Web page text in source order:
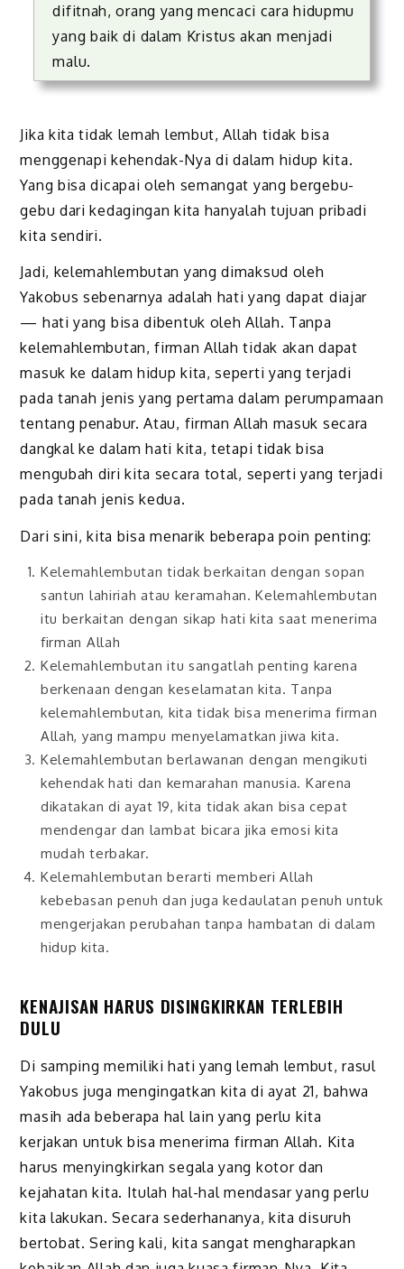
difitnah, orang yang mencaci cara hidupmu
yang baik di dalam Kristus akan menjadi
malu.
Jika kita tidak lemah lembut, Allah tidak bisa
menggenapi kehendak-Nya di dalam hidup kita.
Yang bisa dicapai oleh semangat yang bergebu-
gebu dari kedagingan kita hanyalah tujuan pribadi
kita sendiri.
Jadi, kelemahlembutan yang dimaksud oleh
Yakobus sebenarnya adalah hati yang dapat diajar
— hati yang bisa dibentuk oleh Allah. Tanpa
kelemahlembutan, firman Allah tidak akan dapat
masuk ke dalam hidup kita, seperti yang terjadi
pada tanah jenis yang pertama dalam perumpamaan
tentang penabur. Atau, firman Allah masuk secara
dangkal ke dalam hati kita, tetapi tidak bisa
mengubah diri kita secara total, seperti yang terjadi
pada tanah jenis kedua.
Dari sini, kita bisa menarik beberapa poin penting:
Kelemahlembutan tidak berkaitan dengan sopan
santun lahiriah atau keramahan. Kelemahlembutan
itu berkaitan dengan sikap hati kita saat menerima
firman Allah
Kelemahlembutan itu sangatlah penting karena
berkenaan dengan keselamatan kita. Tanpa
kelemahlembutan, kita tidak bisa menerima firman
Allah, yang mampu menyelamatkan jiwa kita.
Kelemahlembutan berlawanan dengan mengikuti
kehendak hati dan kemarahan manusia. Karena
dikatakan di ayat 19, kita tidak akan bisa cepat
mendengar dan lambat bicara jika emosi kita
mudah terbakar.
Kelemahlembutan berarti memberi Allah
kebebasan penuh dan juga kedaulatan penuh untuk
mengerjakan perubahan tanpa hambatan di dalam
hidup kita.
KENAJISAN HARUS DISINGKIRKAN TERLEBIH
DULU
Di samping memiliki hati yang lemah lembut, rasul
Yakobus juga mengingatkan kita di ayat 21, bahwa
masih ada beberapa hal lain yang perlu kita
kerjakan untuk bisa menerima firman Allah. Kita
harus menyingkirkan segala yang kotor dan
kejahatan kita. Itulah hal-hal mendasar yang perlu
kita lakukan. Secara sederhananya, kita disuruh
bertobat. Sering kali, kita sangat mengharapkan